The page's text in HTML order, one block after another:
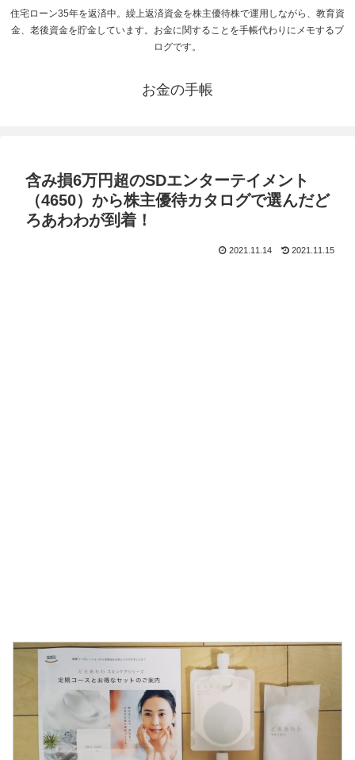
住宅ローン35年を返済中。繰上返済資金を株主優待株で運用しながら、教育資
金、老後資金を貯金しています。お金に関することを手帳代わりにメモするブ
ログです。
お金の手帳
含み損6万円超のSDエンターテイメント
（4650）から株主優待カタログで選んだど
ろあわわが到着！
2021.11.14 2021.11.15